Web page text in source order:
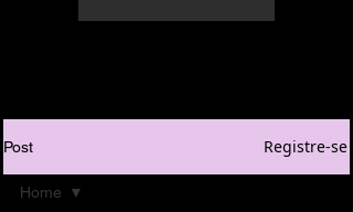
Post Registre-se
Home